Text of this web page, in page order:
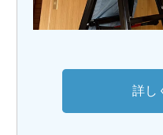
詳し